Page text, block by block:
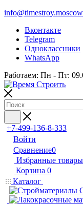
info@timestroy.moscow
Вконтакте
Telegram
Одноклассники
WhatsApp
Работаем: Пн - Пт:
+7-499-136-8-333
Войти
Сравнение0
Избранные товары
Корзина 0
Каталог